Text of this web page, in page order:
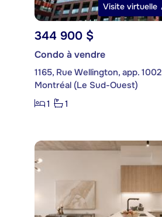
Visite virtuelle
344 900 $
Condo à vendre
1165, Rue Wellington, app. 1002
Montréal (Le Sud-Ouest)
1
1